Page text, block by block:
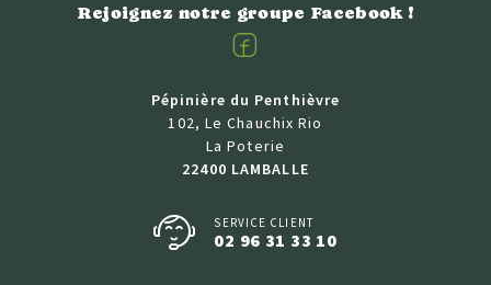
Rejoignez notre groupe Facebook !
Facebook
Pépinière du Penthièvre
102, Le Chauchix Rio
La Poterie
22400 LAMBALLE
SERVICE CLIENT
02 96 31 33 10